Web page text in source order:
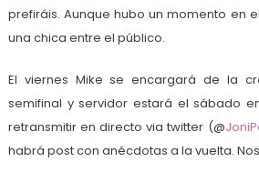
prefiráis. Aunque hubo un momento en
una chica entre el público.
El viernes Mike se encargará de la
semifinal y servidor estará el sábado
retransmitir en directo via twitter (@
habrá post con anécdotas a la vuelta.